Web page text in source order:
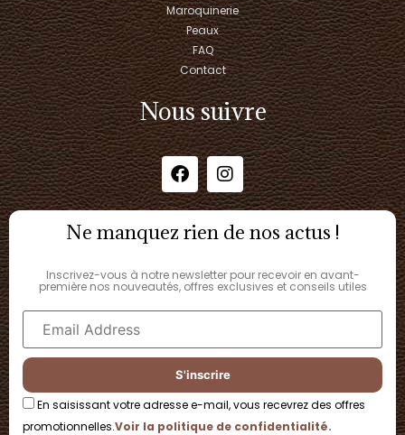
Maroquinerie
Peaux
FAQ
Contact
Nous suivre
Ne manquez rien de nos actus !
Inscrivez-vous à notre newsletter pour recevoir en avant-
première nos nouveautés, offres exclusives et conseils utiles
En saisissant votre adresse e-mail, vous recevrez des offres
promotionnelles.Voir la politique de confidentialité.